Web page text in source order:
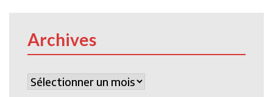
Archives
Archives